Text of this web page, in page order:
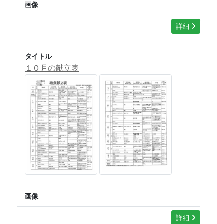
画像
詳細
タイトル
１０月の献立表
画像
詳細